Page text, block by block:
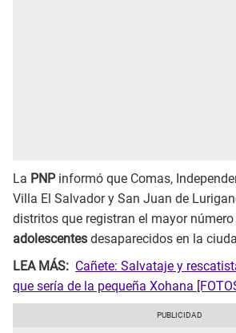
La PNPinformó que Comas,
Villa El Salvador y San Juan de
distritos que registran el mayor número
adolescentes desaparecidos en la
LEA MÁS: Cañete: Salvataje y
que sería de la pequeña Xohana